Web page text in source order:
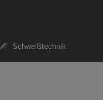
Schweißtechnik